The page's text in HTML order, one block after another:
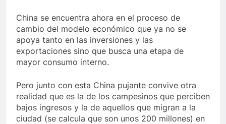
China se encuentra ahora en el proceso de
cambio del modelo económico que ya no se
apoya tanto en las inversiones y las
exportaciones sino que busca una etapa de
mayor consumo interno.
Pero junto con esta China pujante convive otra
realidad que es la de los campesinos que perciben
bajos ingresos y la de aquellos que migran a la
ciudad (se calcula que son unos 200 millones) en